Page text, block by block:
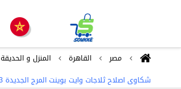
مصر القاهرة المنزل و الحديقة
شكاوى اصلاح ثلاجات وايت بوينت المرج الجديدة 01207619993